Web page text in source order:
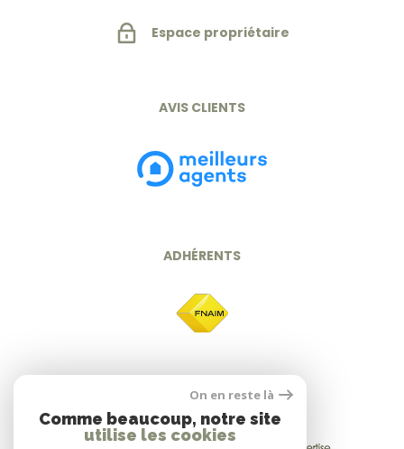
Espace propriétaire
AVIS CLIENTS
ADHÉRENTS
On en reste là
Comme beaucoup, notre site
utilise les cookies